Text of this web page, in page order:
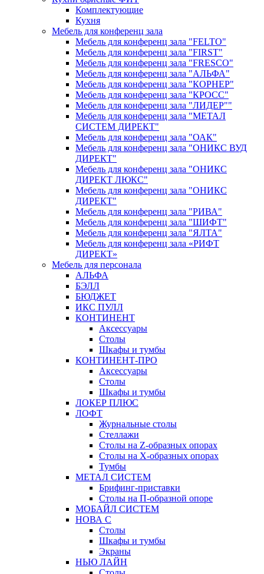
Комплектующие
Кухня
Мебель для конференц зала
Мебель для конференц зала "FELTO"
Мебель для конференц зала "FIRST"
Мебель для конференц зала "FRESCO"
Мебель для конференц зала "АЛЬФА"
Мебель для конференц зала "КОРНЕР"
Мебель для конференц зала "КРОСС"
Мебель для конференц зала "ЛИДЕР""
Мебель для конференц зала "МЕТАЛ
СИСТЕМ ДИРЕКТ"
Мебель для конференц зала "ОАК"
Мебель для конференц зала "ОНИКС ВУД
ДИРЕКТ"
Мебель для конференц зала "ОНИКС
ДИРЕКТ ЛЮКС"
Мебель для конференц зала "ОНИКС
ДИРЕКТ"
Мебель для конференц зала "РИВА"
Мебель для конференц зала "ШИФТ"
Мебель для конференц зала "ЯЛТА"
Мебель для конференц зала «РИФТ
ДИРЕКТ»
Мебель для персонала
АЛЬФА
БЭЛЛ
БЮДЖЕТ
ИКС ПУЛЛ
КОНТИНЕНТ
Аксессуары
Столы
Шкафы и тумбы
КОНТИНЕНТ-ПРО
Аксессуары
Столы
Шкафы и тумбы
ЛОКЕР ПЛЮС
ЛОФТ
Журнальные столы
Стеллажи
Столы на Z-образных опорах
Столы на Х-образных опорах
Тумбы
МЕТАЛ СИСТЕМ
Брифинг-приставки
Столы на П-образной опоре
МОБАЙЛ СИСТЕМ
НОВА С
Столы
Шкафы и тумбы
Экраны
НЬЮ ЛАЙН